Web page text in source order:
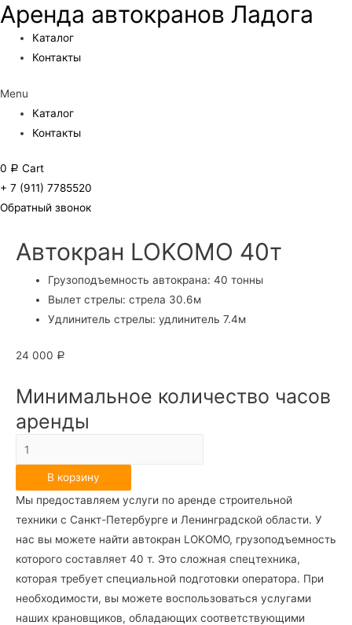
Аренда автокранов Ладога
Каталог
Контакты
Menu
Каталог
Контакты
0 Р Cart
+ 7 (911) 7785520
Обратный звонок
Автокран LOKOMO 40т
Грузоподъемность автокрана: 40 тонны
Вылет стрелы: стрела 30.6м
Удлинитель стрелы: удлинитель 7.4м
24 000 Р
Минимальное количество часов
аренды
Количество
Автокран
LOKOMO
40т
В корзину
Мы предоставляем услуги по аренде строительной
техники с Санкт-Петербурге и Ленинградской области. У
нас вы можете найти автокран LOKOMO, грузоподъемность
которого составляет 40 т. Это сложная спецтехника,
которая требует специальной подготовки оператора. При
необходимости, вы можете воспользоваться услугами
наших крановщиков, обладающих соответствующими